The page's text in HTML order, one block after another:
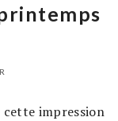
cette impression